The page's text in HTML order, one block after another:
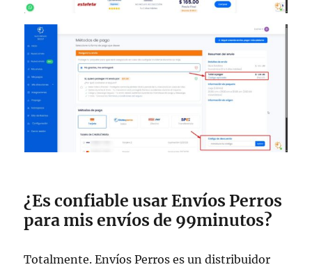
¿Es confiable usar Envíos Perros
para mis envíos de 99minutos?
Totalmente. Envíos Perros es un distribuidor